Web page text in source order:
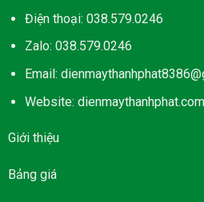
Điện thoại: 038.579.0246
Zalo: 038.579.0246
Email:
Website:
Giới thiệu
Bảng giá